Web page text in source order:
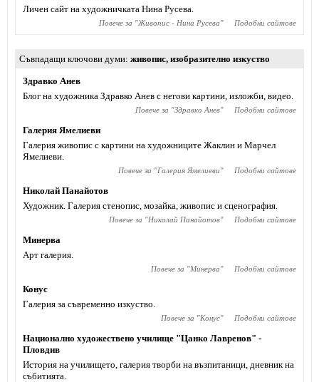
Личен сайт на художничката Нина Русева.
Повече за "Живопис - Нина Русева" Подобни сайтове
Съвпадащи ключови думи живопис, изобразително изкуство
Здравко Анев
Блог на художника Здравко Анев с негови картини, изложби, видео.
Повече за "Здравко Анев" Подобни сайтове
Галерия Ямелиеви
Галерия живопис с картини на художниците Жаклин и Марчел
Ямелиеви.
Повече за "Галерия Ямелиеви" Подобни сайтове
Николай Панайотов
Художник. Галерия стенопис, мозайка, живопис и сценография.
Повече за "Николай Панайотов" Подобни сайтове
Минерва
Арт галерия.
Повече за "Минерва" Подобни сайтове
Конус
Галерия за съвременно изкуство.
Повече за "Конус" Подобни сайтове
Национално художествено училище "Цанко Лавренов" -
Пловдив
История на училището, галерия творби на възпитаници, дневник на
събитията.